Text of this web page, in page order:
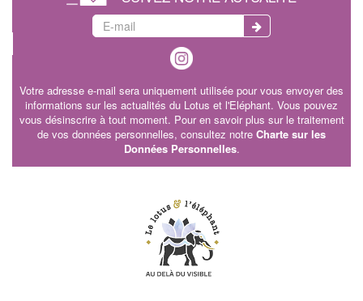
Votre adresse e-mail sera uniquement utilisée pour vous envoyer des
informations sur les actualités du Lotus et l'Eléphant. Vous pouvez
vous désinscrire à tout moment. Pour en savoir plus sur le traitement
de vos données personnelles, consultez notre Charte sur les
Données Personnelles.